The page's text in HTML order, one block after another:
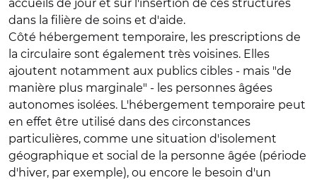
accueils de jour et sur l'insertion de ces structures
dans la filière de soins et d'aide.
Côté hébergement temporaire, les prescriptions de
la circulaire sont également très voisines. Elles
ajoutent notamment aux publics cibles - mais "de
manière plus marginale" - les personnes âgées
autonomes isolées. L'hébergement temporaire peut
en effet être utilisé dans des circonstances
particulières, comme une situation d'isolement
géographique et social de la personne âgée (période
d'hiver, par exemple), ou encore le besoin d'un